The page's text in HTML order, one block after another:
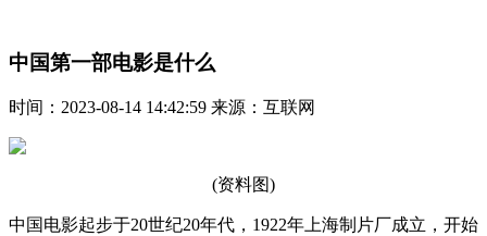
中国第一部电影是什么
时间：2023-08-14 14:42:59 来源：互联网
(资料图)
中国电影起步于20世纪20年代，1922年上海制片厂成立，开始